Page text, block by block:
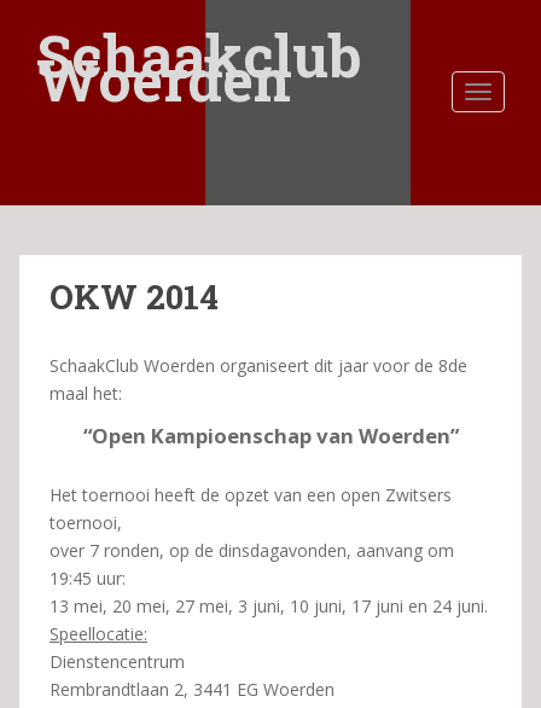
a
Schaakclub
Woerden
OKW 2014
SchaakClub Woerden organiseert dit jaar voor de 8de
maal het:
“Open Kampioenschap van Woerden”
Het toernooi heeft de opzet van een open Zwitsers
toernooi,
over 7 ronden, op de dinsdagavonden, aanvang om
19:45 uur:
13 mei, 20 mei, 27 mei, 3 juni, 10 juni, 17 juni en 24 juni.
Speellocatie:
Dienstencentrum
Rembrandtlaan 2, 3441 EG Woerden